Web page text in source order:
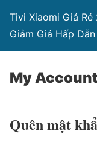
Tivi Xiaomi Giá
Giảm Giá Hấp
My
Quên mật